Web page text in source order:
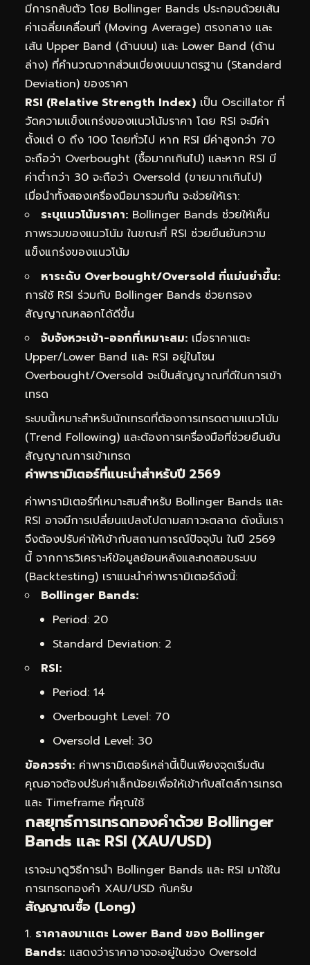
มีการกลับตัว โดย Bollinger Bands ประกอบด้วยเส้น
ค่าเฉลี่ยเคลื่อนที่ (Moving Average) ตรงกลาง และ
เส้น Upper Band (ด้านบน) และ Lower Band (ด้าน
ล่าง) ที่คำนวณจากส่วนเบี่ยงเบนมาตรฐาน (Standard
Deviation) ของราคา
RSI (Relative Strength Index) เป็น Oscillator ที่
วัดความแข็งแกร่งของแนวโน้มราคา โดย RSI จะมีค่า
ตั้งแต่ 0 ถึง 100 โดยทั่วไป หาก RSI มีค่าสูงกว่า 70
จะถือว่า Overbought (ซื้อมากเกินไป) และหาก RSI มี
ค่าต่ำกว่า 30 จะถือว่า Oversold (ขายมากเกินไป)
เมื่อนำทั้งสองเครื่องมือมารวมกัน จะช่วยให้เรา:
ระบุแนวโน้มราคา: Bollinger Bands ช่วยให้เห็น
ภาพรวมของแนวโน้ม ในขณะที่ RSI ช่วยยืนยันความ
แข็งแกร่งของแนวโน้ม
หาระดับ Overbought/Oversold ที่แม่นยำขึ้น:
การใช้ RSI ร่วมกับ Bollinger Bands ช่วยกรอง
สัญญาณหลอกได้ดีขึ้น
จับจังหวะเข้า-ออกที่เหมาะสม: เมื่อราคาแตะ
Upper/Lower Band และ RSI อยู่ในโซน
Overbought/Oversold จะเป็นสัญญาณที่ดีในการเข้า
เทรด
ระบบนี้เหมาะสำหรับนักเทรดที่ต้องการเทรดตามแนวโน้ม
(Trend Following) และต้องการเครื่องมือที่ช่วยยืนยัน
สัญญาณการเข้าเทรด
ค่าพารามิเตอร์ที่แนะนำสำหรับปี 2569
ค่าพารามิเตอร์ที่เหมาะสมสำหรับ Bollinger Bands และ
RSI อาจมีการเปลี่ยนแปลงไปตามสภาวะตลาด ดังนั้นเรา
จึงต้องปรับค่าให้เข้ากับสถานการณ์ปัจจุบัน ในปี 2569
นี้ จากการวิเคราะห์ข้อมูลย้อนหลังและทดสอบระบบ
(Backtesting) เราแนะนำค่าพารามิเตอร์ดังนี้:
Bollinger Bands:
Period: 20
Standard Deviation: 2
RSI:
Period: 14
Overbought Level: 70
Oversold Level: 30
ข้อควรจำ: ค่าพารามิเตอร์เหล่านี้เป็นเพียงจุดเริ่มต้น
คุณอาจต้องปรับค่าเล็กน้อยเพื่อให้เข้ากับสไตล์การเทรด
และ Timeframe ที่คุณใช้
กลยุทธ์การเทรดทองคำด้วย Bollinger
Bands และ RSI (XAU/USD)
เราจะมาดูวิธีการนำ Bollinger Bands และ RSI มาใช้ใน
การเทรดทองคำ XAU/USD กันครับ
สัญญาณซื้อ (Long)
ราคาลงมาแตะ Lower Band ของ Bollinger
Bands: แสดงว่าราคาอาจจะอยู่ในช่วง Oversold